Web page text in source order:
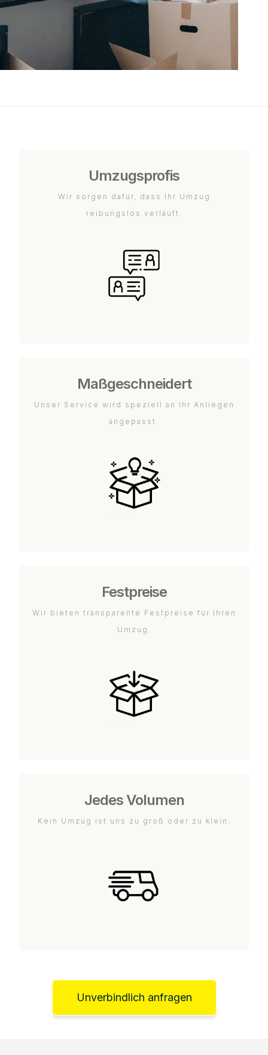
Umzugsprofis
Wir sorgen dafür, dass Ihr Umzug
reibungslos verläuft.
Maßgeschneidert
Unser Service wird speziell an Ihr Anliegen
angepasst.
Festpreise
Wir bieten transparente Festpreise für Ihren
Umzug.
Jedes Volumen
Kein Umzug ist uns zu groß oder zu klein.
Unverbindlich anfragen